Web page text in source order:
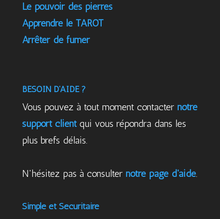
Le pouvoir des pierres
Apprendre le TAROT
Arrêter de fumer
BESOIN D’AIDE ?
Vous pouvez à tout moment contacter notre
support clientqui vous répondra dans les
plus brefs délais.
N'hésitez pas à consulter notre page d'aide.
Simple et Sécuritaire